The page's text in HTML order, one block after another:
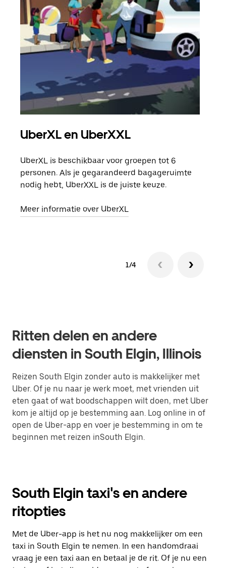
UberXL en UberXXL
UberXL is beschikbaar voor groepen tot 6
personen. Als je gegarandeerd bagageruimte
nodig hebt, UberXXL is de juiste keuze.
Meer informatie over UberXL
1/4
Ritten delen en andere
diensten in South Elgin, Illinois
Reizen South Elgin zonder auto is makkelijker met
Uber. Of je nu naar je werk moet, met vrienden uit
eten gaat of wat boodschappen wilt doen, met Uber
kom je altijd op je bestemming aan. Log online in of
open de Uber-app en voer je bestemming in om te
beginnen met reizen inSouth Elgin.
South Elgin taxi's en andere
ritopties
Met de Uber-app is het nu nog makkelijker om een
taxi in South Elgin te nemen. In een handomdraai
vraag je een taxi aan en betaal je de rit. Of je nu een